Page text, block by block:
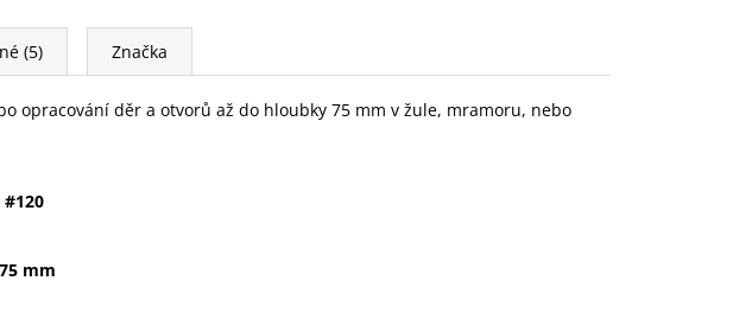
(5) Značka
opracování děr a otvorů až do hloubky 75 mm v žule, mramoru, nebo
#120
75 mm